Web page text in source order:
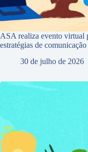
ASA realiza evento virtual
estratégias de
30 de julho de 2026